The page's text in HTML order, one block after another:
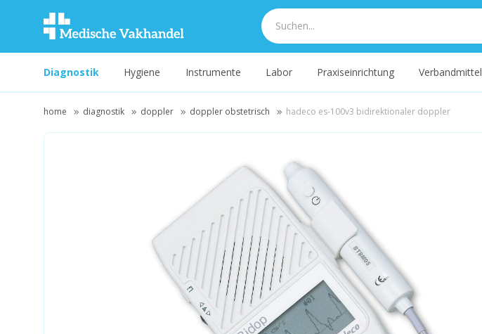
Diagnostik Hygiene Instrumente Labor Praxiseinrichtung Verbandmittel
home diagnostik doppler doppler obstetrisch hadeco es-100v3 bidirektionaler doppler